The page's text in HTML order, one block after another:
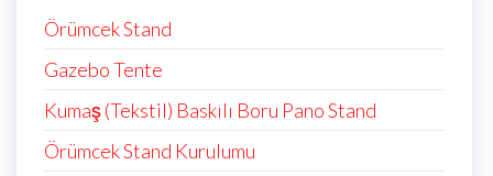
Örümcek Stand
Gazebo Tente
Kumaş (Tekstil) Baskılı Boru Pano Stand
Örümcek Stand Kurulumu